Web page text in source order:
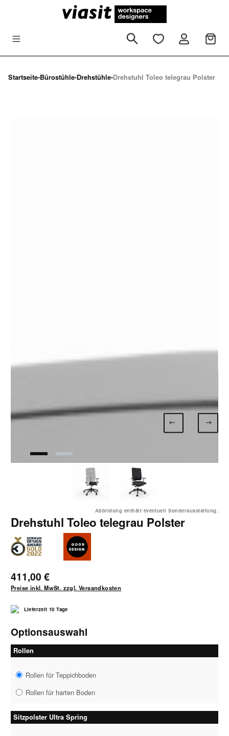
Zum Hauptinhalt springen
Startseite-Bürostühle-Drehstühle-Drehstuhl Toleo telegrau Polster
Abbildung enthält eventuell Sonderausstattung.
Drehstuhl Toleo telegrau Polster
411,00 €
Preise inkl. MwSt. zzgl. Versandkosten
Lieferzeit 10 Tage
Optionsauswahl
Rollen
Rollen für Teppichboden
Rollen für harten Boden
Sitzpolster Ultra Spring